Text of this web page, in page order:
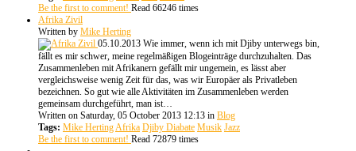
Be the first to comment! Read 66246 times
Afrika Zivil
Written by Mike Herting
05.10.2013 Wie immer, wenn ich mit Djiby unterwegs bin,
fällt es mir schwer, meine regelmäßigen Blogeinträge durchzuhalten. Das
Zusammenleben mit Afrikanern gefällt mir ungemein, es lässt aber
vergleichsweise wenig Zeit für das, was wir Europäer als Privatleben
bezeichnen. So gut wie alle Aktivitäten im Zusammenleben werden
gemeinsam durchgeführt, man ist…
Written on Saturday, 05 October 2013 12:13 in Blog
Tags: Mike HertingAfrika Djiby Diabate Musik Jazz
Be the first to comment! Read 72879 times